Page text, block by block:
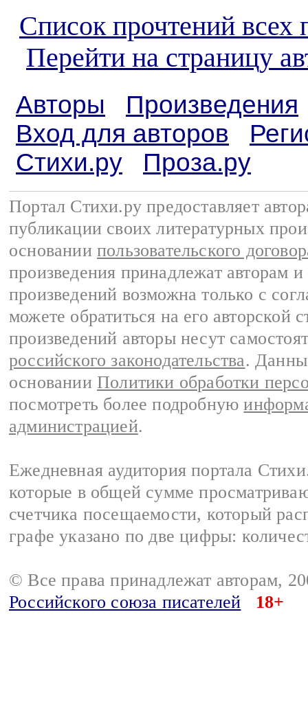
Список прочтений всех
Перейти на страницу
Авторы
Произведения
Вход для авторов
Стихи.ру
Проза.ру
Портал Стихи.ру предоставляет
публикации своих литературных
основании пользовательского
произведения принадлежат авторам
произведений возможна только с
можете обратиться на его авторской
произведений авторы несут
российского законодательства.
основании Политики обработки
посмотреть более подробную
администрацией.
Ежедневная аудитория портала
которые в общей сумме
счетчика посещаемости, который
графе указано по две цифры:
© Все права принадлежат авторам,
Российского союза писателей
18+